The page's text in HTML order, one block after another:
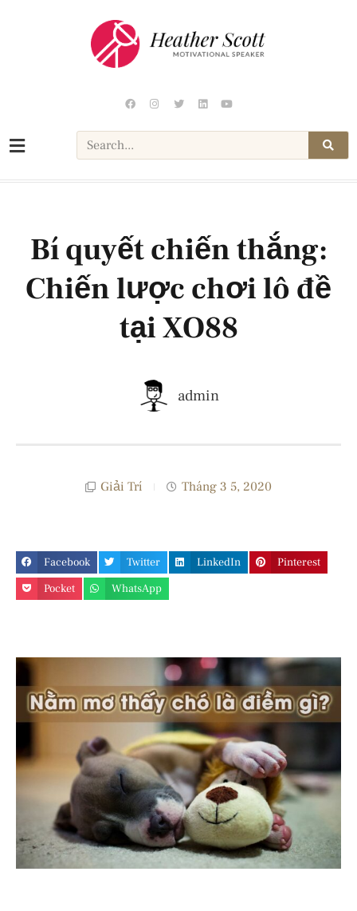
Bí quyết chiến thắng:
Chiến lược chơi lô đề
tại XO88
admin
Giải Trí Tháng 3 5, 2020
Facebook Twitter LinkedIn
Pinterest
Pocket
WhatsApp